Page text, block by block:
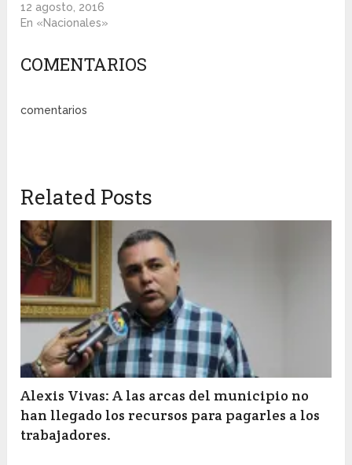
12 agosto, 2016
En «Nacionales»
COMENTARIOS
comentarios
Related Posts
Alexis Vivas: A las arcas del municipio no
han llegado los recursos para pagarles a los
trabajadores.